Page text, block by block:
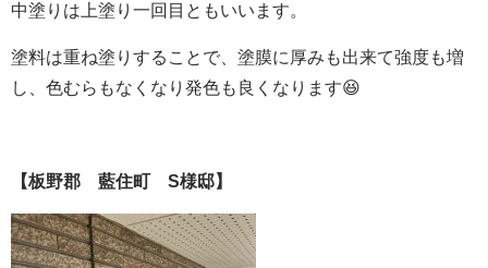
中塗りは上塗り一回目ともいいます。
塗料は重ね塗りすることで、塗膜に厚みも出来て強度も増
し、色むらもなくなり発色も良くなります😆
【板野郡 藍住町 S様邸】